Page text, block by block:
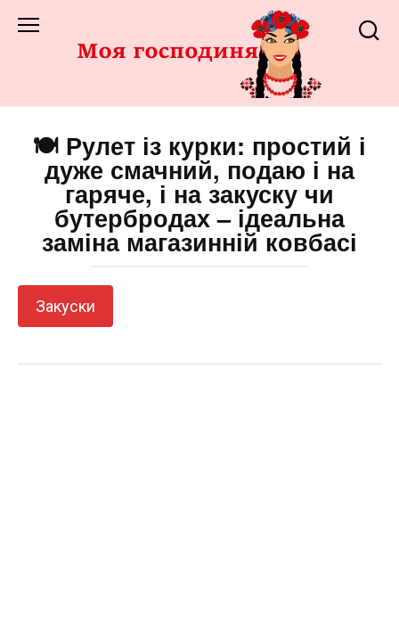
до
🍽️ Рулет із курки: простий і
дуже смачний, подаю і на
гаряче, і на закуску чи
бутербродах – ідеальна
заміна магазинній ковбасі
Закуски